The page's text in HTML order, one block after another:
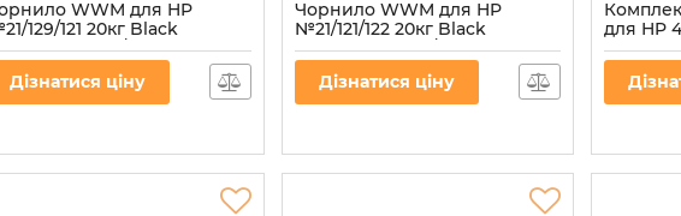
WWM для HP
129/121 20кг Black
(H35/BP-8) для
H35/BP-8
Дізнатися ціну
Чорнило WWM для HP
№21/121/122 20кг Black
пігментне (H30/BP-8)
Артикул:
Дізнатися ціну
для HP
SET4)
Артикул: